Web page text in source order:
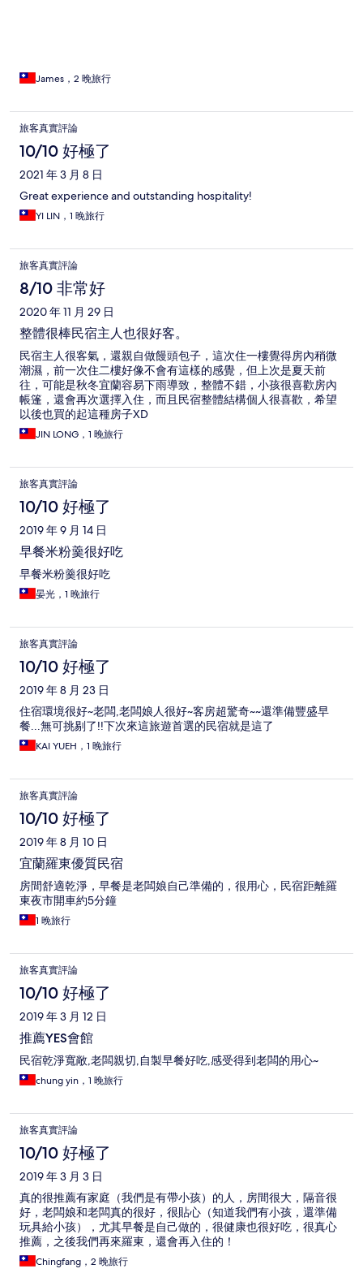
James，2 晚旅行
旅客真實評論
10/10 好極了
2021 年 3 月 8 日
Great experience and outstanding hospitality!
YI LIN，1 晚旅行
旅客真實評論
8/10 非常好
2020 年 11 月 29 日
整體很棒民宿主人也很好客。
民宿主人很客氣，還親自做饅頭包子，這次住一樓覺得房內稍微
潮濕，前一次住二樓好像不會有這樣的感覺，但上次是夏天前
往，可能是秋冬宜蘭容易下雨導致，整體不錯，小孩很喜歡房內
帳篷，還會再次選擇入住，而且民宿整體結構個人很喜歡，希望
以後也買的起這種房子XD
JIN LONG，1 晚旅行
旅客真實評論
10/10 好極了
2019 年 9 月 14 日
早餐米粉羹很好吃
早餐米粉羹很好吃
晏光，1 晚旅行
旅客真實評論
10/10 好極了
2019 年 8 月 23 日
住宿環境很好~老闆,老闆娘人很好~客房超驚奇~~還準備豐盛早
餐...無可挑剔了!!下次來這旅遊首選的民宿就是這了
KAI YUEH，1 晚旅行
旅客真實評論
10/10 好極了
2019 年 8 月 10 日
宜蘭羅東優質民宿
房間舒適乾淨，早餐是老闆娘自己準備的，很用心，民宿距離羅
東夜市開車約5分鐘
1 晚旅行
旅客真實評論
10/10 好極了
2019 年 3 月 12 日
推薦YES會館
民宿乾淨寬敞,老闆親切,自製早餐好吃,感受得到老闆的用心~
chung yin，1 晚旅行
旅客真實評論
10/10 好極了
2019 年 3 月 3 日
真的很推薦有家庭（我們是有帶小孩）的人，房間很大，隔音很
好，老闆娘和老闆真的很好，很貼心（知道我們有小孩，還準備
玩具給小孩），尤其早餐是自己做的，很健康也很好吃，很真心
推薦，之後我們再來羅東，還會再入住的！
Chingfang，2 晚旅行